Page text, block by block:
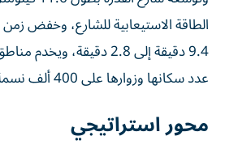
9.4 دقيقة إلى 2.8 دقيقة،
عدد سكانها وزوارها على 400 ألف نسمة.
محور استراتيجي